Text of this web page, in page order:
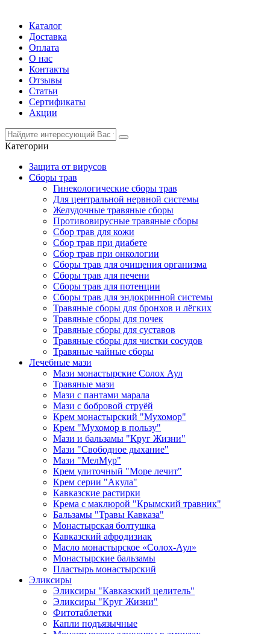
Каталог
Доставка
Оплата
О нас
Контакты
Отзывы
Статьи
Сертификаты
Акции
Категории
Защита от вирусов
Сборы трав
Гинекологические сборы трав
Для центральной нервной системы
Желудочные травяные сборы
Противовирусные травяные сборы
Сбор трав для кожи
Сбор трав при диабете
Сбор трав при онкологии
Сборы трав для очищения организма
Сборы трав для печени
Сборы трав для потенции
Сборы трав для эндокринной системы
Травяные сборы для бронхов и лёгких
Травяные сборы для почек
Травяные сборы для суставов
Травяные сборы для чистки сосудов
Травяные чайные сборы
Лечебные мази
Мази монастырские Солох Аул
Травяные мази
Мази с пантами марала
Мази с бобровой струёй
Крем монастырский "Мухомор"
Крем "Мухомор в пользу"
Мази и бальзамы "Круг Жизни"
Мази "Свободное дыхание"
Мази "МелМур"
Крем улиточный "Море лечит"
Крем серии "Акула"
Кавказские растирки
Крема с маклюрой "Крымский травник"
Бальзамы "Травы Кавказа"
Монастырская болтушка
Кавказский афродизиак
Масло монастырское «Солох-Аул»
Монастырские бальзамы
Пластырь монастырский
Эликсиры
Эликсиры "Кавказский целитель"
Эликсиры "Круг Жизни"
Фитотаблетки
Капли подъязычные